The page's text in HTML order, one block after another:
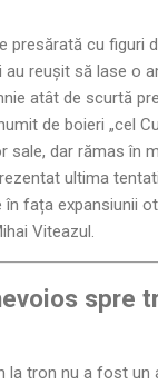
presărată cu figuri
reușit să lase o
atât de scurtă
de boieri „cel
sale, dar rămas în
ultima
fața expansiunii
Viteazul.
spre
la tron nu a fost un